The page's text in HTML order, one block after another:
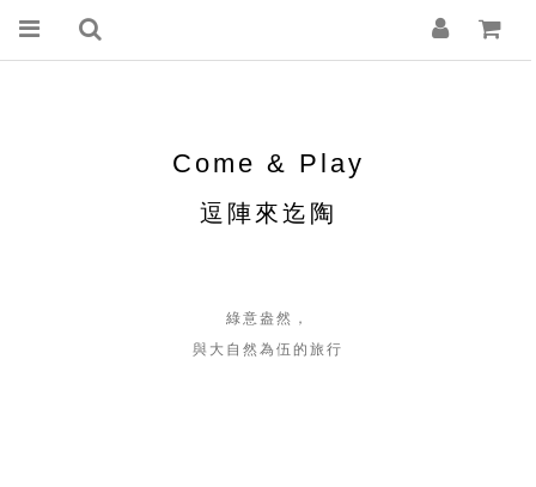
Come & Play
逗陣來迄陶
綠意盎然，
與大自然為伍的旅行